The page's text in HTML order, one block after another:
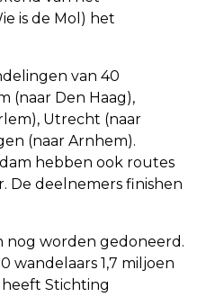
is de Mol) het
van 40
(naar Den Haag),
Utrecht (naar
(naar Arnhem).
hebben ook routes
De deelnemers finishen
nog worden gedoneerd.
wandelaars 1,7 miljoen
Stichting